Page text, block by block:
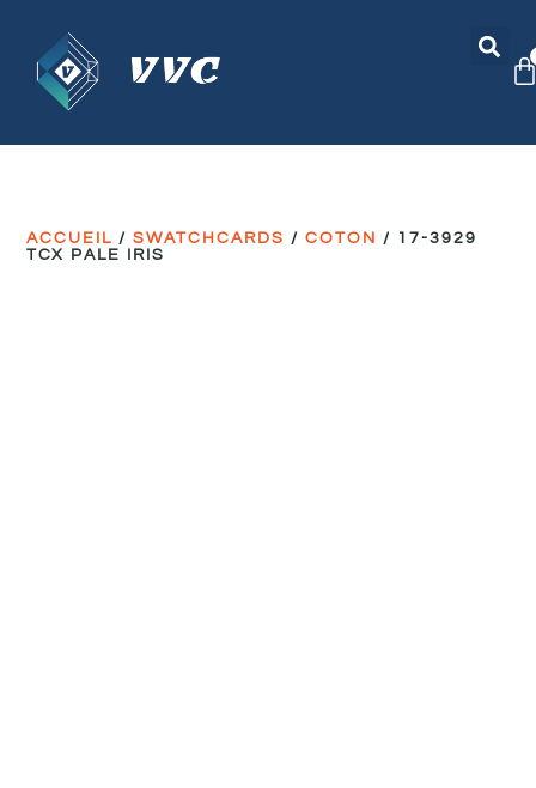
ACCUEIL /SWATCHCARDS /COTON / 17-3929
TCX PALE IRIS